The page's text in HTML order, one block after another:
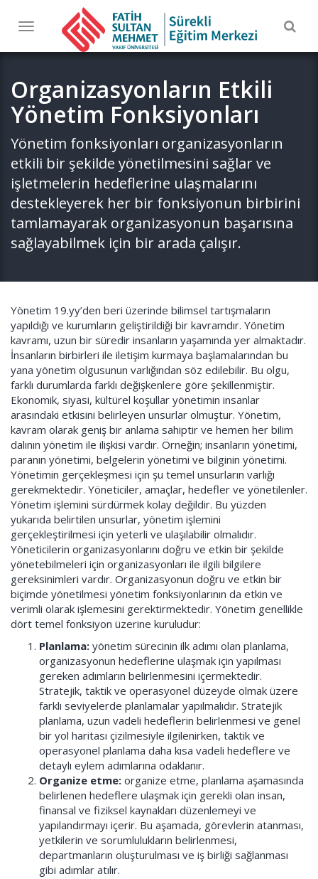
Toggle
navigation
Organizasyonların Etkili
Yönetim Fonksiyonları
Yönetim fonksiyonları organizasyonların
etkili bir şekilde yönetilmesini sağlar ve
işletmelerin hedeflerine ulaşmalarını
destekleyerek her bir fonksiyonun birbirini
tamlamayarak organizasyonun başarısına
sağlayabilmek için bir arada çalışır.
Yönetim 19.yy’den beri üzerinde bilimsel tartışmaların
yapıldığı ve kurumların geliştirildiği bir kavramdır. Yönetim
kavramı, uzun bir süredir insanların yaşamında yer almaktadır.
İnsanların birbirleri ile iletişim kurmaya başlamalarından bu
yana yönetim olgusunun varlığından söz edilebilir. Bu olgu,
farklı durumlarda farklı değişkenlere göre şekillenmiştir.
Ekonomik, siyasi, kültürel koşullar yönetimin insanlar
arasındaki etkisini belirleyen unsurlar olmuştur. Yönetim,
kavram olarak geniş bir anlama sahiptir ve hemen her bilim
dalının yönetim ile ilişkisi vardır. Örneğin; insanların yönetimi,
paranın yönetimi, belgelerin yönetimi ve bilginin yönetimi.
Yönetimin gerçekleşmesi için şu temel unsurların varlığı
gerekmektedir. Yöneticiler, amaçlar, hedefler ve yönetilenler.
Yönetim işlemini sürdürmek kolay değildir. Bu yüzden
yukarıda belirtilen unsurlar, yönetim işlemini
gerçekleştirilmesi için yeterli ve ulaşılabilir olmalıdır.
Yöneticilerin organizasyonlarını doğru ve etkin bir şekilde
yönetebilmeleri için organizasyonları ile ilgili bilgilere
gereksinimleri vardır. Organizasyonun doğru ve etkin bir
biçimde yönetilmesi yönetim fonksiyonlarının da etkin ve
verimli olarak işlemesini gerektirmektedir. Yönetim genellikle
dört temel fonksiyon üzerine kuruludur:
Planlama: yönetim sürecinin ilk adımı olan planlama,
organizasyonun hedeflerine ulaşmak için yapılması
gereken adımların belirlenmesini içermektedir.
Stratejik, taktik ve operasyonel düzeyde olmak üzere
farklı seviyelerde planlamalar yapılmalıdır. Stratejik
planlama, uzun vadeli hedeflerin belirlenmesi ve genel
bir yol haritası çizilmesiyle ilgilenirken, taktik ve
operasyonel planlama daha kısa vadeli hedeflere ve
detaylı eylem adımlarına odaklanır.
Organize etme: organize etme, planlama aşamasında
belirlenen hedeflere ulaşmak için gerekli olan insan,
finansal ve fiziksel kaynakları düzenlemeyi ve
yapılandırmayı içerir. Bu aşamada, görevlerin atanması,
yetkilerin ve sorumlulukların belirlenmesi,
departmanların oluşturulması ve iş birliği sağlanması
gibi adımlar atılır.